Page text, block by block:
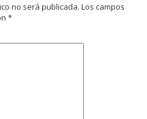
no será publicada. Los campos
*